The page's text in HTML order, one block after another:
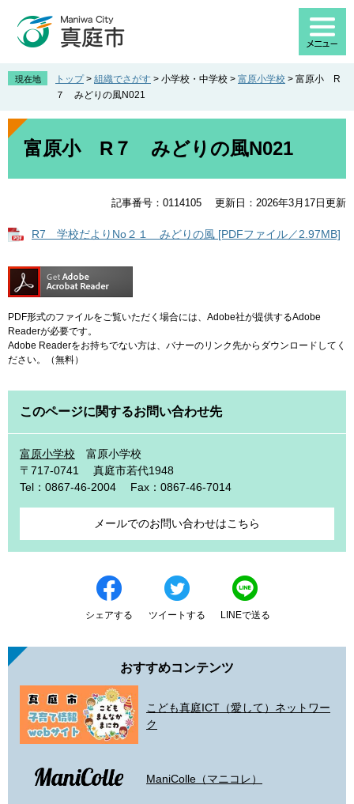
先
。
を
て
現在地 トップ > 組織でさがす > 小学校・中学校 > 富原小学校 > 富原小 R
７ みどりの風N021
本
富原小 R７ みどりの風N021
記事番号：0114105 更新日：2026年3月17日更新
R7 学校だよりNo２１ みどりの風 [PDFファイル／2.97MB]
PDF形式のファイルをご覧いただく場合には、Adobe社が提供するAdobe
Readerが必要です。
Adobe Readerをお持ちでない方は、バナーのリンク先からダウンロードしてく
ださい。（無料）
このページに関するお問い合わせ先
富原小学校
富原小学校
〒717-0741
真庭市若代1948
Tel：0867-46-2004
Fax：0867-46-7014
メールでのお問い合わせはこちら
シェアする ツイートする LINEで送る
おすすめコンテンツ
こども真庭ICT（愛して）ネットワー
ク
ManiColle（マニコレ）